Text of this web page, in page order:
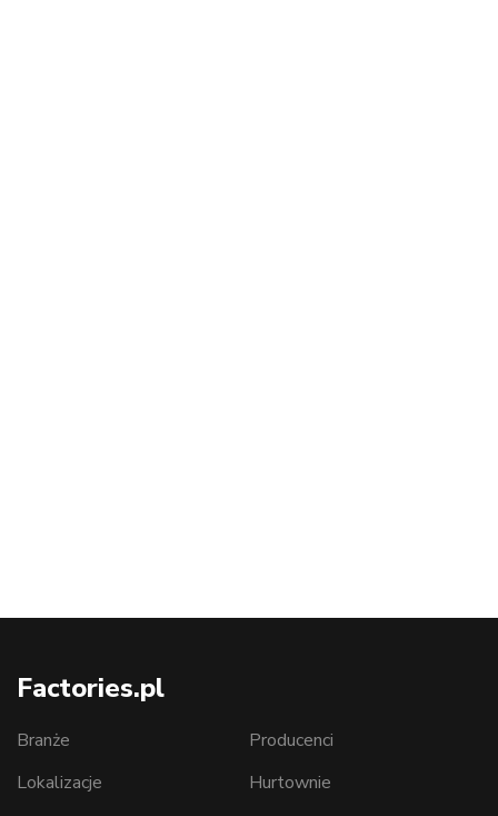
Factories.pl
Branże
Lokalizacje
Producenci
Hurtownie